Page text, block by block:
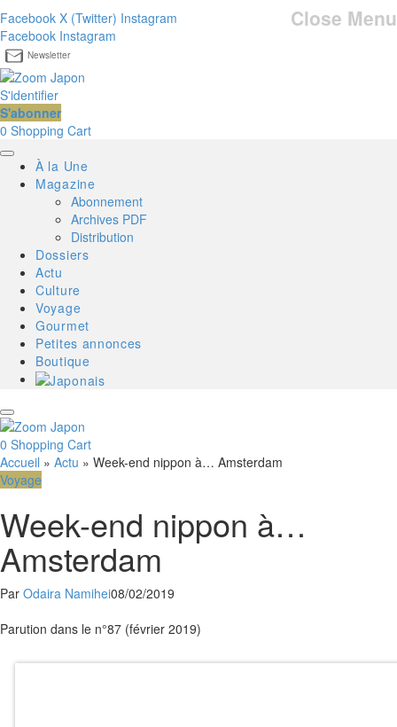
Close Menu
Facebook X (Twitter) Instagram
Facebook Instagram
Newsletter
S'identifier
S'abonner
0 Shopping Cart
À la Une
Magazine
Abonnement
Archives PDF
Distribution
Dossiers
Actu
Culture
Voyage
Gourmet
Petites annonces
Boutique
0 Shopping Cart
Accueil » Actu » Week-end nippon à… Amsterdam
Voyage
Week-end nippon à…
Amsterdam
Par Odaira Namihei08/02/2019
Parution dans le n°87 (février 2019)